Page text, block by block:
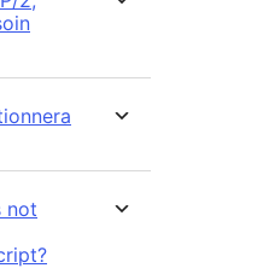
not